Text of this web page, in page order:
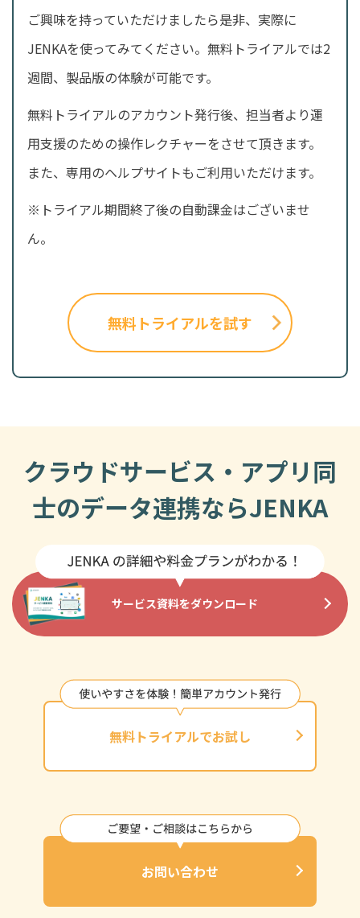
ご興味を持っていただけましたら是非、実際に
JENKAを使ってみてください。無料トライアルでは2
週間、製品版の体験が可能です。
無料トライアルのアカウント発行後、担当者より運
用支援のための操作レクチャーをさせて頂きます。
また、専用のヘルプサイトもご利用いただけます。
※トライアル期間終了後の自動課金はございませ
ん。
無料トライアルを試す
クラウドサービス・アプリ同
士のデータ連携ならJENKA
サービス資料をダウンロード
無料トライアルでお試し
お問い合わせ